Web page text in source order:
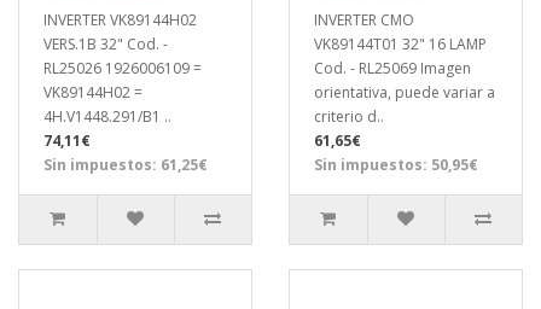
INVERTER VK89144H02
VERS.1B 32" Cod. -
RL25026 1926006109 =
VK89144H02 =
4H.V1448.291/B1 ..
74,11€
Sin impuestos: 61,25€
INVERTER CMO
VK89144T01 32" 16 LAMP
Cod. - RL25069 Imagen
orientativa, puede variar a
criterio d..
61,65€
Sin impuestos: 50,95€